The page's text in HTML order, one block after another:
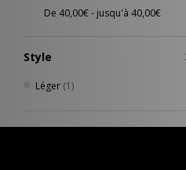
Style
Léger (1)